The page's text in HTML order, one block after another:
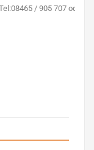
/ 905 707 oder